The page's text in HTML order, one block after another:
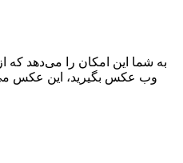
وب عکس بگیرید، این عکس